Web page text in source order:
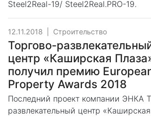
Steel2Real-19/ Steel2Real.PRO-19.
12.11.2018 Строительство
Торгово-
центр «Каширская
получил премию
Property Awards 2018
Последний проект компании ЭНКА
развлекательный центр